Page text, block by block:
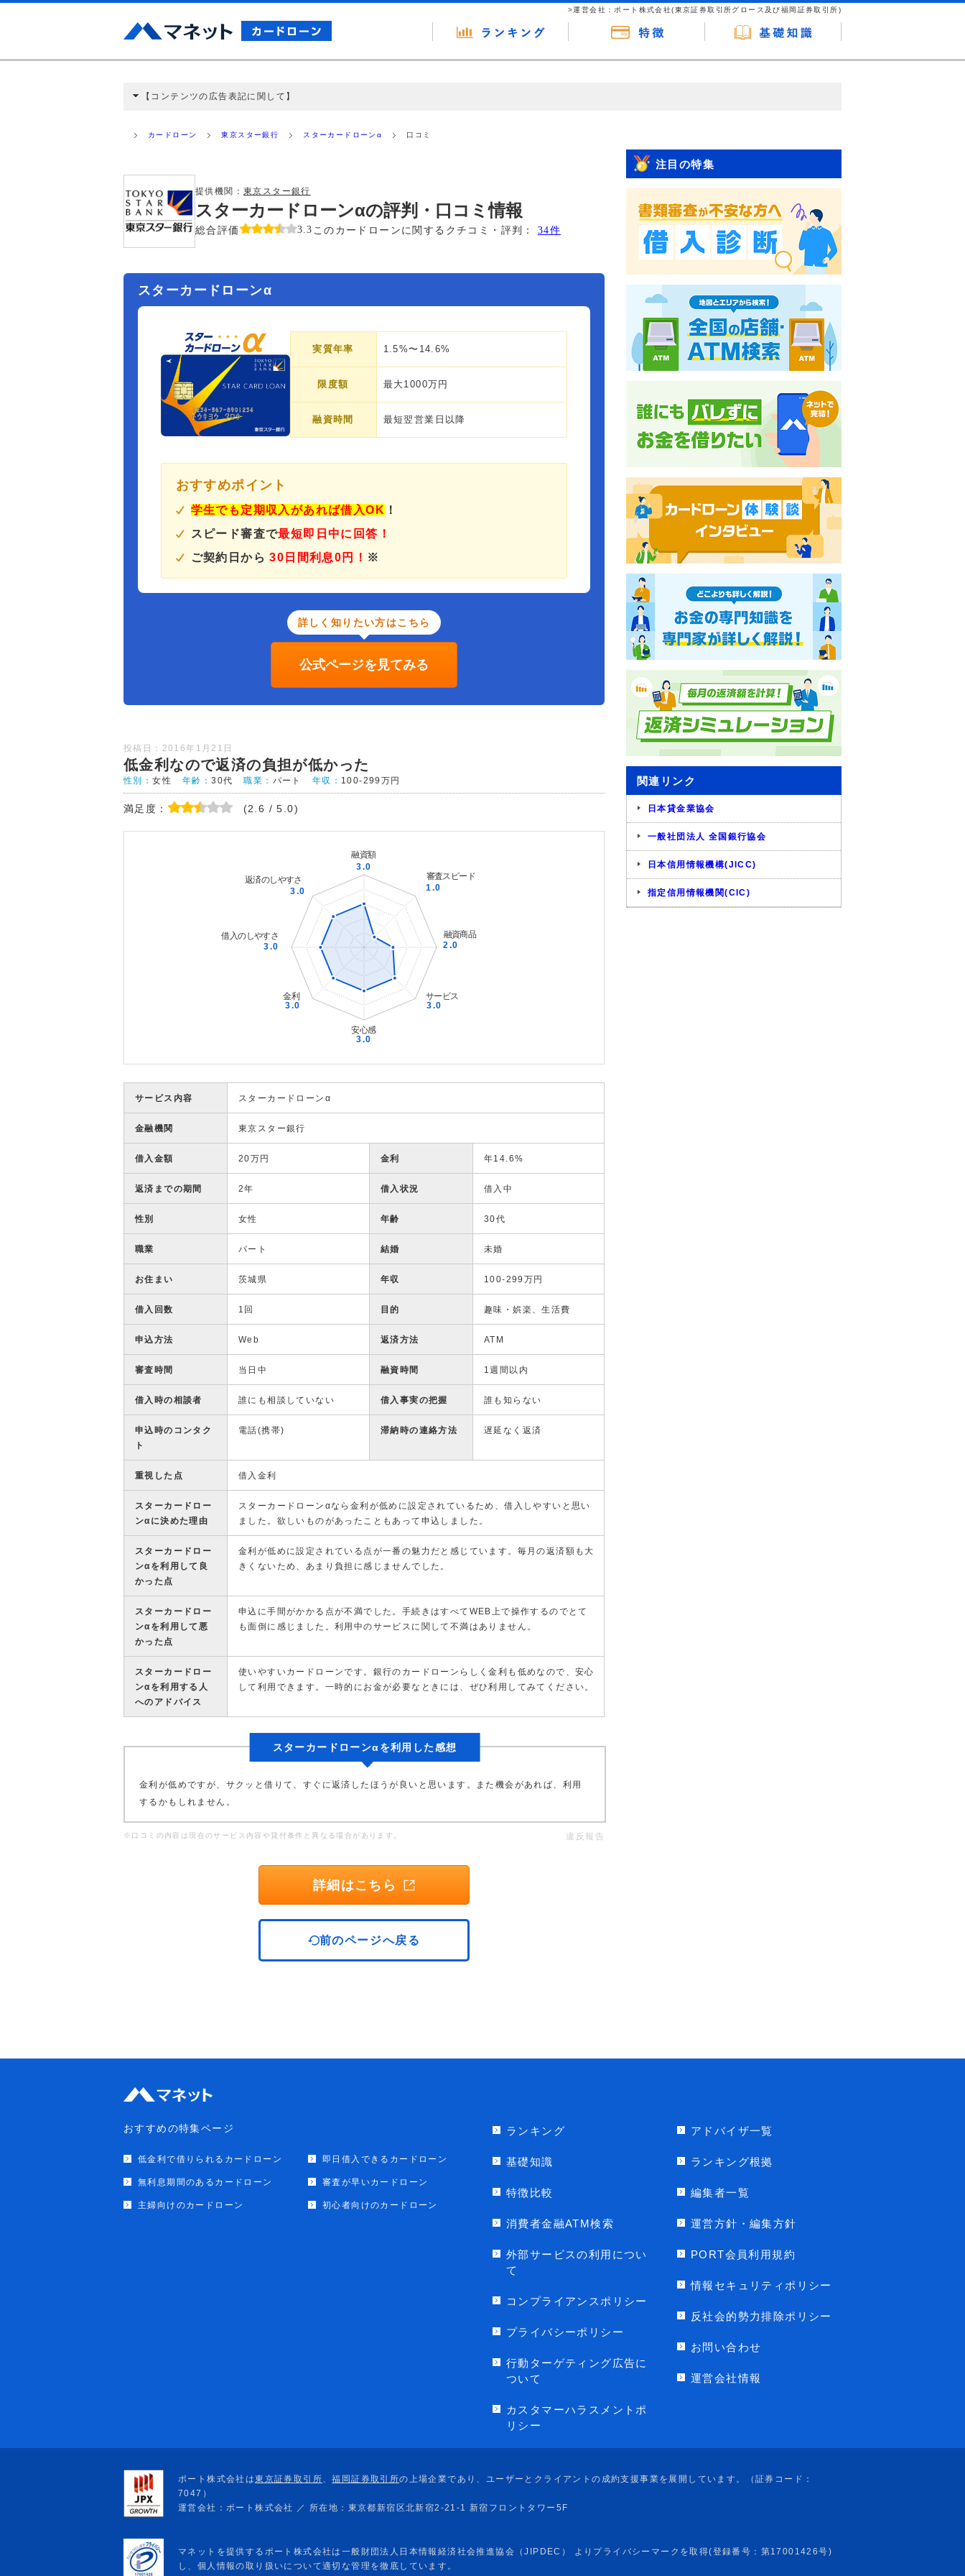
>運営会社：ポート株式会社(東京証券取引所グロース及び福岡証券取引所)
【コンテンツの広告表記に関して】
ミ収集などに基づき、公平性を担保した情報提供を行っています。
カードローン 東京スター銀行 スターカードローンα 口コミ
提供機関： 東京スター銀行
スターカードローンαの評判・口コミ情報
総合評価 3.3 このカードローンに関するクチコミ・評判： 34件
スターカードローンα
実質年率 1.5%〜14.6%
限度額 最大1000万円
融資時間 最短翌営業日以降
おすすめポイント
学生でも定期収入があれば借入OK ！
スピード審査で最短即日中に回答！
ご契約日から 30日間利息0円！ ※
詳しく知りたい方はこちら
公式ページを見てみる
投稿日：2016年1月21日
低金利なので返済の負担が低かった
性別：女性 年齢：30代 職業： パート 年収： 100-299万円
満足度： (2.6 / 5.0)
サービス内容 スターカードローンα
金融機関 東京スター銀行
借入金額 20万円 金利 年14.6%
返済までの期間 2年 借入状況 借入中
性別 女性 年齢 30代
職業 パート 結婚 未婚
お住まい 茨城県 年収 100-299万円
借入回数 1回 目的 趣味・娯楽、生活費
申込方法 Web 返済方法 ATM
審査時間 当日中 融資時間 1週間以内
借入時の相談者 誰にも相談していない 借入事実の把握 誰も知らない
申込時のコンタク
ト
電話(携帯) 滞納時の連絡方法 遅延なく返済
重視した点 借入金利
スターカードロー
ンαに決めた理由
スターカードローンαなら金利が低めに設定されているため、借入しやすいと思い
ました。欲しいものがあったこともあって申込しました。
スターカードロー
ンαを利用して良
かった点
金利が低めに設定されている点が一番の魅力だと感じています。毎月の返済額も大
きくないため、あまり負担に感じませんでした。
スターカードロー
ンαを利用して悪
かった点
申込に手間がかかる点が不満でした。手続きはすべてWEB上で操作するのでとて
も面倒に感じました。利用中のサービスに関して不満はありません。
スターカードロー
ンαを利用する人
へのアドバイス
使いやすいカードローンです。銀行のカードローンらしく金利も低めなので、安心
して利用できます。一時的にお金が必要なときには、ぜひ利用してみてください。
スターカードローンαを利用した感想
金利が低めですが、サクッと借りて、すぐに返済したほうが良いと思います。また機会があれば、利用
するかもしれません。
※口コミの内容は現在のサービス内容や貸付条件と異なる場合があります。 違反報告
詳細はこちら
前のページへ戻る
注目の特集
関連リンク
日本貸金業協会
一般社団法人 全国銀行協会
日本信用情報機構(JICC)
指定信用情報機関(CIC)
おすすめの特集ページ
低金利で借りられるカードローン 即日借入できるカードローン
無利息期間のあるカードローン 審査が早いカードローン
主婦向けのカードローン 初心者向けのカードローン
ランキング
基礎知識
特徴比較
消費者金融ATM検索
外部サービスの利用につい
て
コンプライアンスポリシー
プライバシーポリシー
行動ターゲティング広告に
ついて
カスタマーハラスメントポ
リシー
アドバイザ一覧
ランキング根拠
編集者一覧
運営方針・編集方針
PORT会員利用規約
情報セキュリティポリシー
反社会的勢力排除ポリシー
お問い合わせ
運営会社情報